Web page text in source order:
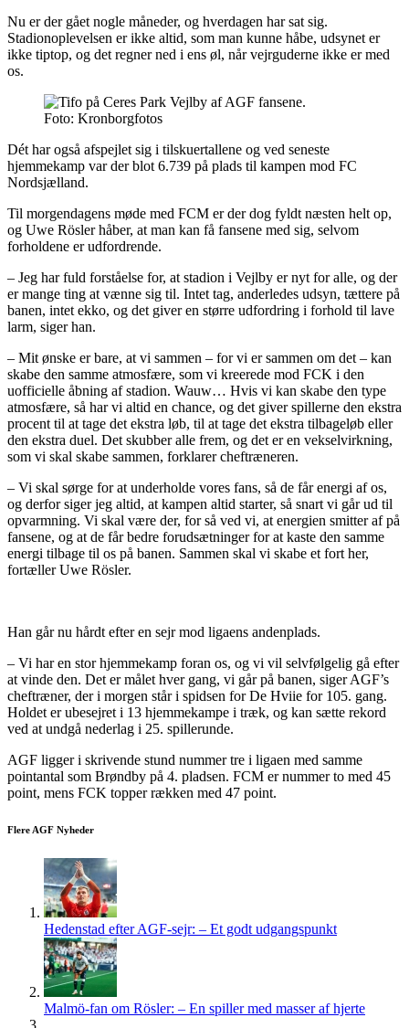
Nu er der gået nogle måneder, og hverdagen har sat sig.
Stadionoplevelsen er ikke altid, som man kunne håbe, udsynet er
ikke tiptop, og det regner ned i ens øl, når vejrguderne ikke er med
os.
Foto: Kronborgfotos
Dét har også afspejlet sig i tilskuertallene og ved seneste
hjemmekamp var der blot 6.739 på plads til kampen mod FC
Nordsjælland.
Til morgendagens møde med FCM er der dog fyldt næsten helt op,
og Uwe Rösler håber, at man kan få fansene med sig, selvom
forholdene er udfordrende.
– Jeg har fuld forståelse for, at stadion i Vejlby er nyt for alle, og der
er mange ting at vænne sig til. Intet tag, anderledes udsyn, tættere på
banen, intet ekko, og det giver en større udfordring i forhold til lave
larm, siger han.
– Mit ønske er bare, at vi sammen – for vi er sammen om det – kan
skabe den samme atmosfære, som vi kreerede mod FCK i den
uofficielle åbning af stadion. Wauw… Hvis vi kan skabe den type
atmosfære, så har vi altid en chance, og det giver spillerne den ekstra
procent til at tage det ekstra løb, til at tage det ekstra tilbageløb eller
den ekstra duel. Det skubber alle frem, og det er en vekselvirkning,
som vi skal skabe sammen, forklarer cheftræneren.
– Vi skal sørge for at underholde vores fans, så de får energi af os,
og derfor siger jeg altid, at kampen altid starter, så snart vi går ud til
opvarmning. Vi skal være der, for så ved vi, at energien smitter af på
fansene, og at de får bedre forudsætninger for at kaste den samme
energi tilbage til os på banen. Sammen skal vi skabe et fort her,
fortæller Uwe Rösler.
Han går nu hårdt efter en sejr mod ligaens andenplads.
– Vi har en stor hjemmekamp foran os, og vi vil selvfølgelig gå efter
at vinde den. Det er målet hver gang, vi går på banen, siger AGF’s
cheftræner, der i morgen står i spidsen for De Hviie for 105. gang.
Holdet er ubesejret i 13 hjemmekampe i træk, og kan sætte rekord
ved at undgå nederlag i 25. spillerunde.
AGF ligger i skrivende stund nummer tre i ligaen med samme
pointantal som Brøndby på 4. pladsen. FCM er nummer to med 45
point, mens FCK topper rækken med 47 point.
Flere AGF Nyheder
Hedenstad efter AGF-sejr: – Et godt udgangspunkt
Malmö-fan om Rösler: – En spiller med masser af hjerte